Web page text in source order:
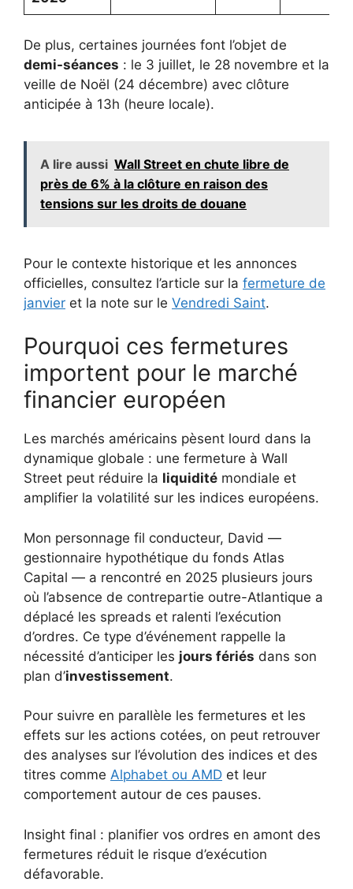
De plus, certaines journées font l’objet de
demi-séances : le 3 juillet, le 28 novembre et la
veille de Noël (24 décembre) avec clôture
anticipée à 13h (heure locale).
A lire aussi Wall Street en chute libre de
près de 6% à la clôture en raison des
tensions sur les droits de douane
Pour le contexte historique et les annonces
officielles, consultez l’article sur la fermeture de
janvier et la note sur le Vendredi Saint.
Pourquoi ces fermetures
importent pour le marché
financier européen
Les marchés américains pèsent lourd dans la
dynamique globale : une fermeture à Wall
Street peut réduire la liquidité mondiale et
amplifier la volatilité sur les indices européens.
Mon personnage fil conducteur, David —
gestionnaire hypothétique du fonds Atlas
Capital — a rencontré en 2025 plusieurs jours
où l’absence de contrepartie outre-Atlantique a
déplacé les spreads et ralenti l’exécution
d’ordres. Ce type d’événement rappelle la
nécessité d’anticiper les jours fériés dans son
plan d’investissement.
Pour suivre en parallèle les fermetures et les
effets sur les actions cotées, on peut retrouver
des analyses sur l’évolution des indices et des
titres comme Alphabet ou AMD et leur
comportement autour de ces pauses.
Insight final : planifier vos ordres en amont des
fermetures réduit le risque d’exécution
défavorable.